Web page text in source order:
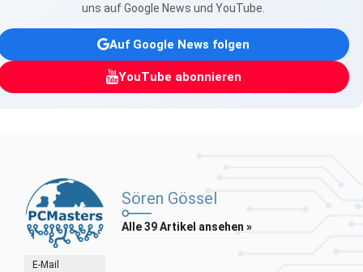
uns auf Google News und YouTube.
Auf Google News folgen
YouTube abonnieren
E-Mail
Sören Gössel
Alle 39 Artikel ansehen »